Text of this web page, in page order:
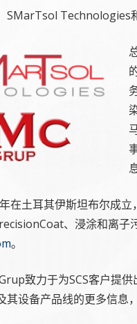
SMarTsol Technologies
在土耳其伊斯坦布尔成
、浸涂和离
。
致力于为SCS客户提
其设备产品线的更多信息